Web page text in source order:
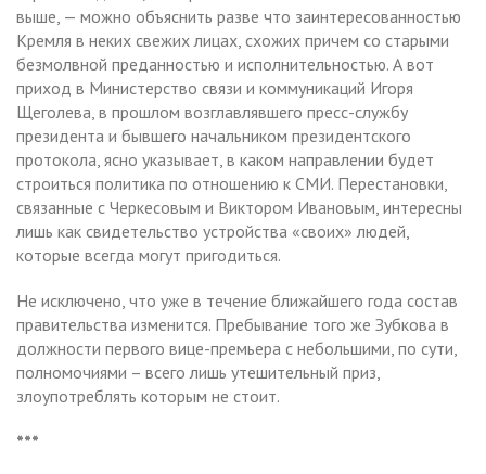
выше, — можно объяснить разве что заинтересованностью
Кремля в неких свежих лицах, схожих причем со старыми
безмолвной преданностью и исполнительностью. А вот
приход в Министерство связи и коммуникаций Игоря
Щеголева, в прошлом возглавлявшего пресс-службу
президента и бывшего начальником президентского
протокола, ясно указывает, в каком направлении будет
строиться политика по отношению к СМИ. Перестановки,
связанные с Черкесовым и Виктором Ивановым, интересны
лишь как свидетельство устройства «своих» людей,
которые всегда могут пригодиться.
Не исключено, что уже в течение ближайшего года состав
правительства изменится. Пребывание того же Зубкова в
должности первого вице-премьера с небольшими, по сути,
полномочиями – всего лишь утешительный приз,
злоупотреблять которым не стоит.
***